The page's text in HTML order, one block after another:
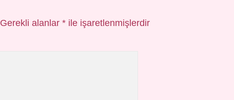
Gerekli alanlar *ile işaretlenmişlerdir